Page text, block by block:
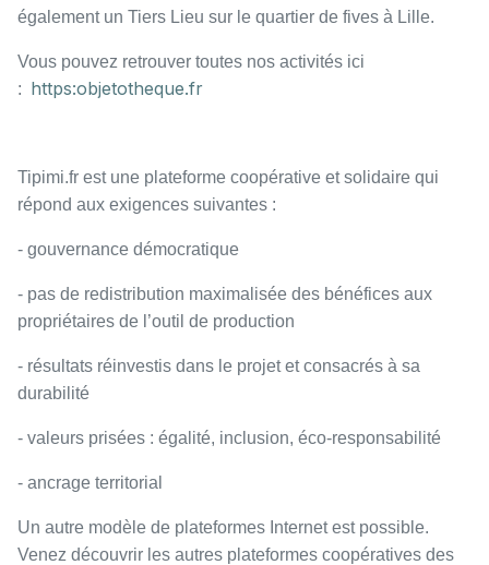
également un Tiers Lieu sur le quartier de fives à Lille.
Vous pouvez retrouver toutes nos activités ici
: https:objetotheque.fr
Tipimi.fr est une plateforme coopérative et solidaire qui
répond aux exigences suivantes :
- gouvernance démocratique
- pas de redistribution maximalisée des bénéfices aux
propriétaires de l’outil de production
- résultats réinvestis dans le projet et consacrés à sa
durabilité
- valeurs prisées : égalité, inclusion, éco-responsabilité
- ancrage territorial
Un autre modèle de plateformes Internet est possible.
Venez découvrir les autres plateformes coopératives des